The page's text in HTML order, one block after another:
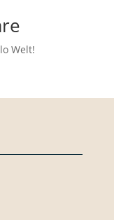
Welt!